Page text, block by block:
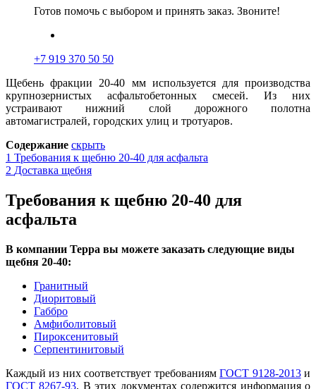
Готов помочь с выбором и принять заказ. Звоните!
+7 919 370 50 50
Щебень фракции 20-40 мм используется для производства
крупнозернистых асфальтобетонных смесей. Из них
устраивают нижний слой дорожного полотна
автомагистралей, городских улиц и тротуаров.
Содержание скрыть
1 Требования к щебню 20-40 для асфальта
2 Доставка щебня
Требования к щебню 20-40 для
асфальта
В компании Терра вы можете заказать следующие виды
щебня 20-40:
Гранитный
Диоритовый
Габбро
Амфиболитовый
Пироксенитовый
Серпентинитовый
Каждый из них соответствует требованиямГОСТ 9128-2013и
ГОСТ 8267-93. В этих документах содержится информация о